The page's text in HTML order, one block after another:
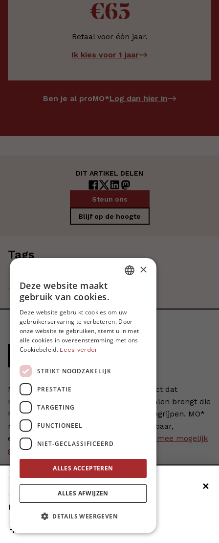
€65
Betaal voor één jaar.
Ik kies voor 1 jaar
Ben je al proMO*Log dan hier in
DIT ARTIKEL DELEN
Steun ons
Blijf op de hoogte
Tags
Europa
MO* is een uniek non-profitmediaproject dat
moedige, menselijke en mondiale verhalen brengt die
helpen om de wereld rondom ons te begrijpen. MO*
maakt de veranderende wereld begrijpbaar,
ervaarbaar en hanteerbaar.
MO* wordt mee mogelijk
gemaakt door onze leden
Voeg MO* toe aan je beginscherm ✕
1. Druk op de deelknop
2. Scrol naar beneden
ENGLISH
×
Deze website maakt
gebruik van cookies.
Deze website gebruikt cookies om uw
gebruikerservaring te verbeteren. Door
onze website te gebruiken, stemt u in met
alle cookies in overeenstemming met ons
Cookiebeleid. Lees verder
STRIKT NOODZAKELIJK
PRESTATIE
TARGETING
FUNCTIONEEL
NIET-GECLASSIFICEERD
ALLES ACCEPTEREN
ALLES AFWIJZEN
DETAILS WEERGEVEN